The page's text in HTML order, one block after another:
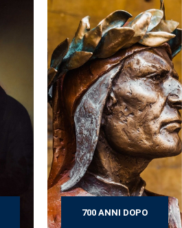
700 ANNI DOPO